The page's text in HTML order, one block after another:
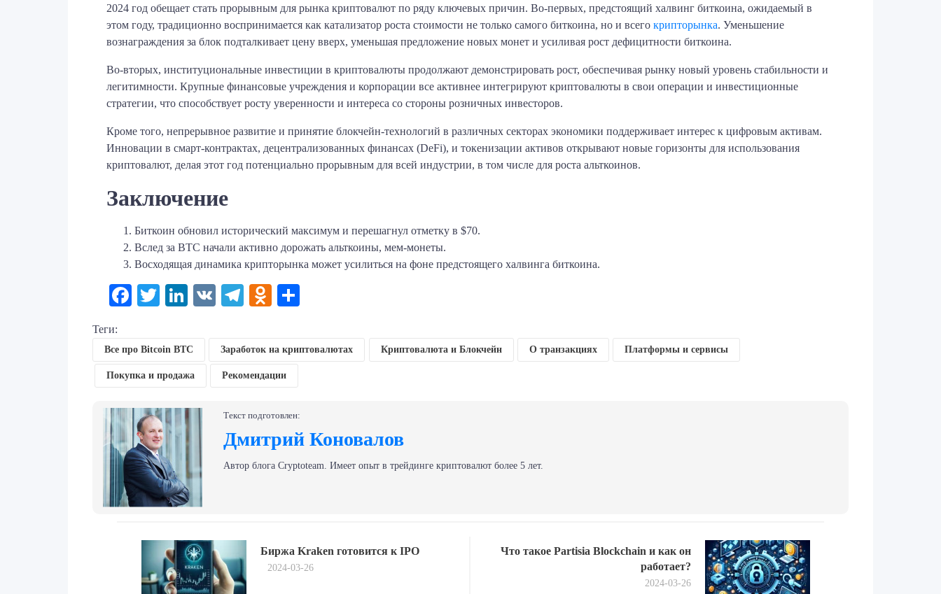
2024 год обещает стать прорывным для рынка криптовалют по ряду ключевых причин. Во-первых, предстоящий халвинг биткоина, ожидаемый в
этом году, традиционно воспринимается как катализатор роста стоимости не только самого биткоина, но и всего крипторынка. Уменьшение
вознаграждения за блок подталкивает цену вверх, уменьшая предложение новых монет и усиливая рост дефицитности биткоина.
Во-вторых, институциональные инвестиции в криптовалюты продолжают демонстрировать рост, обеспечивая рынку новый уровень стабильности и
легитимности. Крупные финансовые учреждения и корпорации все активнее интегрируют криптовалюты в свои операции и инвестиционные
стратегии, что способствует росту уверенности и интереса со стороны розничных инвесторов.
Кроме того, непрерывное развитие и принятие блокчейн-технологий в различных секторах экономики поддерживает интерес к цифровым активам.
Инновации в смарт-контрактах, децентрализованных финансах (DeFi), и токенизации активов открывают новые горизонты для использования
криптовалют, делая этот год потенциально прорывным для всей индустрии, в том числе для роста альткоинов.
Заключение
Биткоин обновил исторический максимум и перешагнул отметку в $70.
Вслед за BTC начали активно дорожать альткоины, мем-монеты.
Восходящая динамика крипторынка может усилиться на фоне предстоящего халвинга биткоина.
Facebook
TwitterLinkedIn
VK Telegram
Odnoklassniki
Теги:
Все про Bitcoin BTC Заработок на криптовалютах Криптовалюта и Блокчейн О транзакциях Платформы и сервисы
Покупка и продажа Рекомендации
Текст подготовлен:
Дмитрий Коновалов
Автор блога Сryptoteam. Имеет опыт в трейдинге криптовалют более 5 лет.
записям
post:
Биржа Kraken готовится к IPO
2024-03-26
Next
post:
Что такое Partisia Blockchain и как он
работает?
2024-03-26